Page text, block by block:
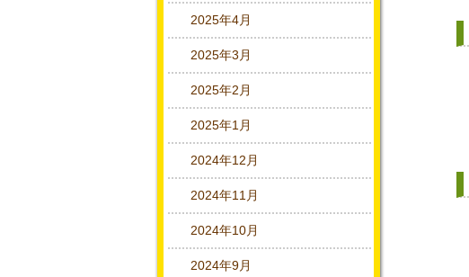
2025年4月
2025年3月
2025年2月
2025年1月
2024年12月
2024年11月
2024年10月
2024年9月